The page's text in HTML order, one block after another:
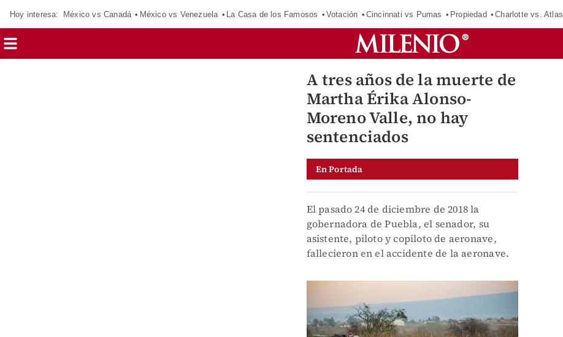
Hoy interesa: México vs Canadá México vs Venezuela La Casa de los Famosos Votación Cincinnati vs Pumas Propiedad Charlotte vs. Atlas
A tres años de la muerte de
Martha Érika Alonso-
Moreno Valle, no hay
sentenciados
En Portada
El pasado 24 de diciembre de 2018 la
gobernadora de Puebla, el senador, su
asistente, piloto y copiloto de aeronave,
fallecieron en el accidente de la aeronave.